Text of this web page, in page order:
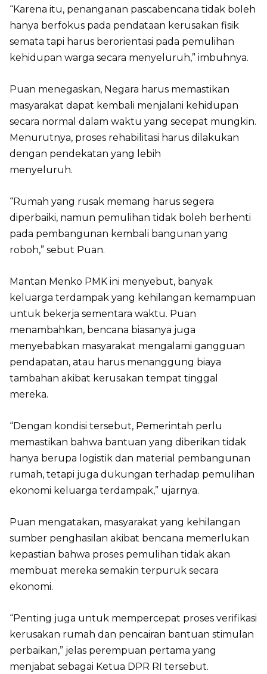
“Karena itu, penanganan pascabencana tidak boleh
hanya berfokus pada pendataan kerusakan fisik
semata tapi harus berorientasi pada pemulihan
kehidupan warga secara menyeluruh,” imbuhnya.
Puan menegaskan, Negara harus memastikan
masyarakat dapat kembali menjalani kehidupan
secara normal dalam waktu yang secepat mungkin.
Menurutnya, proses rehabilitasi harus dilakukan
dengan pendekatan yang lebih
menyeluruh.
“Rumah yang rusak memang harus segera
diperbaiki, namun pemulihan tidak boleh berhenti
pada pembangunan kembali bangunan yang
roboh,” sebut Puan.
Mantan Menko PMK ini menyebut, banyak
keluarga terdampak yang kehilangan kemampuan
untuk bekerja sementara waktu. Puan
menambahkan, bencana biasanya juga
menyebabkan masyarakat mengalami gangguan
pendapatan, atau harus menanggung biaya
tambahan akibat kerusakan tempat tinggal
mereka.
“Dengan kondisi tersebut, Pemerintah perlu
memastikan bahwa bantuan yang diberikan tidak
hanya berupa logistik dan material pembangunan
rumah, tetapi juga dukungan terhadap pemulihan
ekonomi keluarga terdampak,” ujarnya.
Puan mengatakan, masyarakat yang kehilangan
sumber penghasilan akibat bencana memerlukan
kepastian bahwa proses pemulihan tidak akan
membuat mereka semakin terpuruk secara
ekonomi.
“Penting juga untuk mempercepat proses verifikasi
kerusakan rumah dan pencairan bantuan stimulan
perbaikan,” jelas perempuan pertama yang
menjabat sebagai Ketua DPR RI tersebut.